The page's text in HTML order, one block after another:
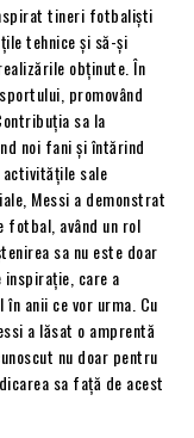
tineri fotbaliști
tehnice și să-și
obținute. În
promovând
sa la
noi fani și întărind
sale
Messi a demonstrat
fotbal, având un rol
sa nu este doar
inspirație, care a
anii ce vor urma. Cu
a lăsat o amprentă
nu doar pentru
sa față de acest